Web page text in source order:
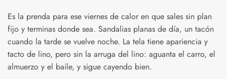
Es la prenda para ese viernes de calor en que sales sin plan
fijo y terminas donde sea. Sandalias planas de día, un tacón
cuando la tarde se vuelve noche. La tela tiene apariencia y
tacto de lino, pero sin la arruga del lino: aguanta el carro, el
almuerzo y el baile, y sigue cayendo bien.